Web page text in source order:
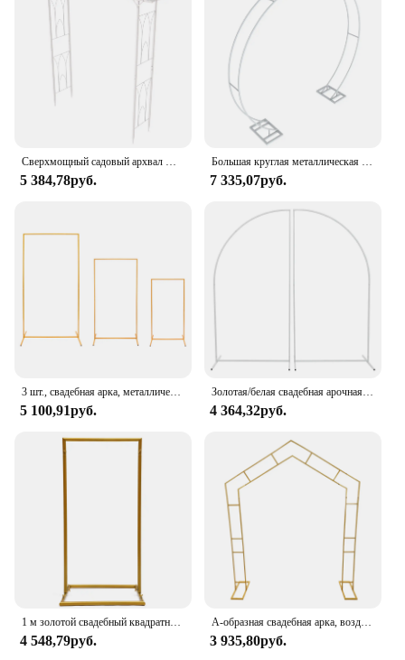
cookies. The lightweight and easy-to-store nature of
these cookies makes them ideal for any setting,
from a cozy gathering at home to a grand event.
With their timeless appeal and adaptable nature,
Archway Shortbread Cookies are a must-have for
anyone looking to add a touch of elegance and
indulgence to their culinary repertoire.
Сверхмощный садовый архвал Arbor Trellis альпинистское растение Свадебная вечеринка стойка для фона свода
5 384,78руб.
Большая круглая металлическая подставка для фона Свадьба Арка садовая Арка стальная рамка для свадебных помолвок юбилей вечеринок
7 335,07руб.
3 шт., свадебная арка, металлический фон, прямоугольная свадебная подставка, рамка для воздушного шара, арка, белый/золотой
5 100,91руб.
Золотая/белая свадебная арочная рамка, арка-подставка, фон, украшение, воздушный шар, арка для невесты, день рождения, 1,8 м/5,91 фута
4 364,32руб.
1 м золотой свадебный квадратный архвал стойка для фона металлический цветок шар рамка Декор
4 548,79руб.
А-образная свадебная арка, воздушный шар, подставки для арки, украшение для фона, цветочные рамки для скалолазания, 2,4 м, золото/белый
3 935,80руб.